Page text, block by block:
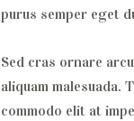
purus semper eget
Sed cras ornare
aliquam malesuada.
commodo elit at